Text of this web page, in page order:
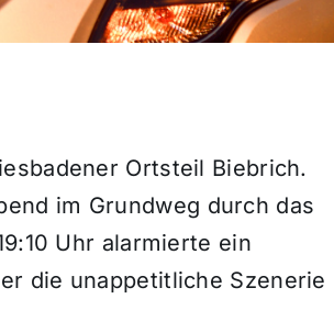
Ortsteil Biebrich.
im Grundweg durch das
Uhr alarmierte ein
die unappetitliche Szenerie